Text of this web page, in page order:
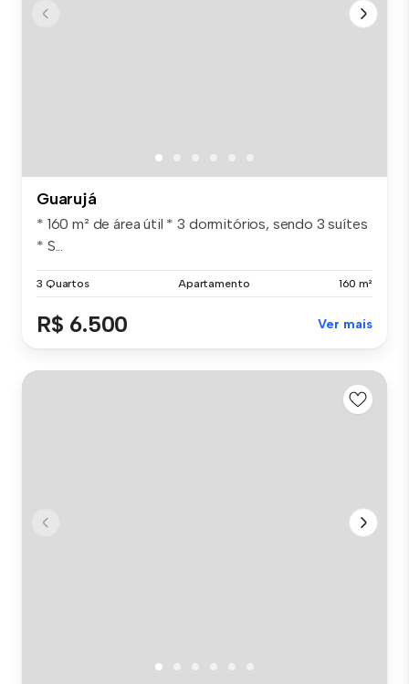
Guarujá
* 160 m² de área útil * 3 dormitórios, sendo 3 suítes
* S...
3 Quartos Apartamento 160 m²
R$ 6.500 Ver mais